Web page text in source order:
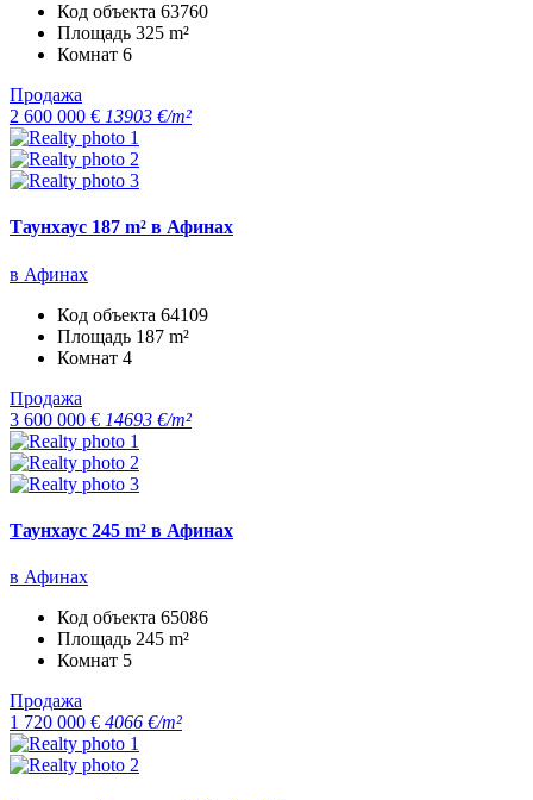
Код объекта 63760
Площадь 325 m²
Комнат 6
Продажа
2 600 000 € 13903 €/m²
Таунхаус 187 m² в Афинах
в Афинах
Код объекта 64109
Площадь 187 m²
Комнат 4
Продажа
3 600 000 € 14693 €/m²
Таунхаус 245 m² в Афинах
в Афинах
Код объекта 65086
Площадь 245 m²
Комнат 5
Продажа
1 720 000 € 4066 €/m²